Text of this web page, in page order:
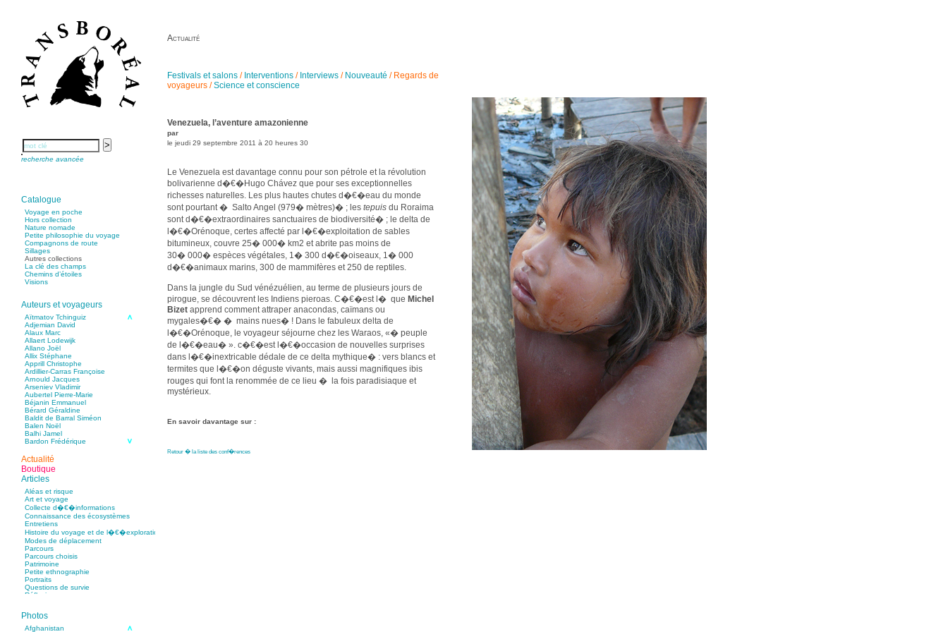
recherche avancée
Catalogue
Voyage en poche
Hors collection
Nature nomade
Petite philosophie du voyage
Compagnons de route
Sillages
Autres collections
La clé des champs
Chemins d’étoiles
Visions
Auteurs et voyageurs
Aïtmatov Tchinguiz
Adjemian David
Alaux Marc
Allaert Lodewijk
Allano Joël
Allix Stéphane
Apprill Christophe
Ardillier-Carras Françoise
Arnould Jacques
Arseniev Vladimir
Aubertel Pierre-Marie
Béjanin Emmanuel
Bérard Géraldine
Baldit de Barral Siméon
Balen Noël
Balhi Jamel
Bardon Frédérique
Bastide Fabien
Baudin Julie
Baujard Jacques
Bazin Sylvain
Bellanger Marc
Bellec Hervé
Belleville Régis
Benestar Géraldine
Benoist Yann
Bertrand Jordane
Bertrandy Antoine
Bezsonov Youri
Bideau Michel-Cosme
Billard Yannick
Blanchet Anne-Lise
Bluntzer Christophe
Bobin Mathieu
Boch Anne-Laure
Boch Julie
Boillot Henri
Bonnem Éric
Boudart Jean-Louis
Actualité
Boutique
Articles
Aléas et risque
Art et voyage
Collecte d�€�informations
Connaissance des écosystèmes
Entretiens
Histoire du voyage et de l�€�exploration
Modes de déplacement
Parcours
Parcours choisis
Patrimoine
Petite ethnographie
Portraits
Questions de survie
Réflexions
Photos
Afghanistan
Actualité
Festivals et salons / Interventions / Interviews / Nouveauté / Regards de
voyageurs /Science et conscience
Venezuela, l’aventure amazonienne
par
le jeudi 29 septembre 2011 à 20 heures 30
Le Venezuela est davantage connu pour son pétrole et la révolution
bolivarienne d�€�Hugo Chávez que pour ses exceptionnelles
richesses naturelles. Les plus hautes chutes d�€�eau du monde
sont pourtant � Salto Angel (979� mètres)� ; les tepuis du Roraima
sont d�€�extraordinaires sanctuaires de biodiversité� ; le delta de
l�€�Orénoque, certes affecté par l�€�exploitation de sables
bitumineux, couvre 25� 000� km2 et abrite pas moins de
30� 000� espèces végétales, 1� 300 d�€�oiseaux, 1� 000
d�€�animaux marins, 300 de mammifères et 250 de reptiles.
Dans la jungle du Sud vénézuélien, au terme de plusieurs jours de
pirogue, se découvrent les Indiens pieroas. C�€�est l� que Michel
Bizet apprend comment attraper anacondas, caïmans ou
mygales�€� � mains nues� ! Dans le fabuleux delta de
l�€�Orénoque, le voyageur séjourne chez les Waraos, «� peuple
de l�€�eau� ». c�€�est l�€�occasion de nouvelles surprises
dans l�€�inextricable dédale de ce delta mythique� : vers blancs et
termites que l�€�on déguste vivants, mais aussi magnifiques ibis
rouges qui font la renommée de ce lieu � la fois paradisiaque et
mystérieux.
En savoir davantage sur :
Retour � la liste des conf�rences